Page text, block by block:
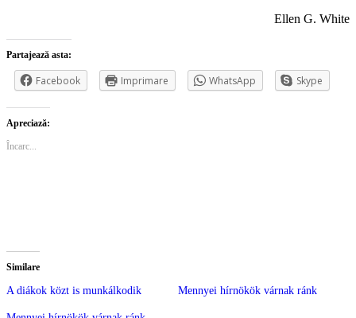
Ellen G. White
Partajează asta:
Facebook Imprimare WhatsApp Skype
Apreciază:
Încarc...
Similare
A diákok közt is munkálkodik Mennyei hírnökök várnak ránk